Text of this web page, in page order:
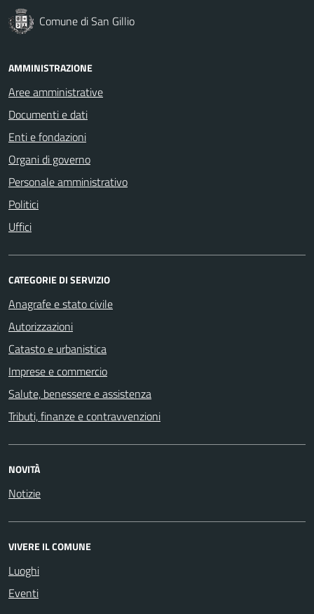
Comune di San Gillio
AMMINISTRAZIONE
Aree amministrative
Documenti e dati
Enti e fondazioni
Organi di governo
Personale amministrativo
Politici
Uffici
CATEGORIE DI SERVIZIO
Anagrafe e stato civile
Autorizzazioni
Catasto e urbanistica
Imprese e commercio
Salute, benessere e assistenza
Tributi, finanze e contravvenzioni
NOVITÀ
Notizie
VIVERE IL COMUNE
Luoghi
Eventi